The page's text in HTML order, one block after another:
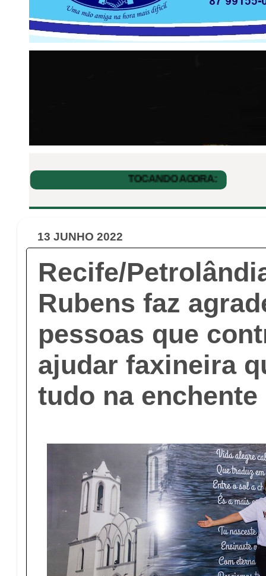
13 JUNHO 2022
Recife/
Rubens faz
pessoas que
ajudar faxineira
tudo na